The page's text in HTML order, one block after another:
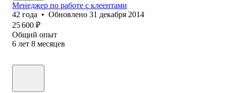
Менеджер по работе с клеентами
42 года • Обновлено 31 декабря 2014
25 600 ₽
Общий опыт
6 лет 8 месяцев